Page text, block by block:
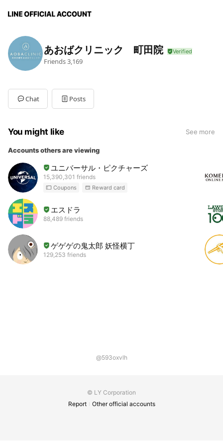
あおばクリニック 町田院
Friends3,169
Chat Posts
You might like See more
Accounts others are viewing
ユニバーサル・ピクチャーズ
15,390,301 friends
Coupons Reward card
エスドラ
88,489 friends
ゲゲゲの鬼太郎 妖怪横丁
129,253 friends
@593oxvlh
© LY Corporation
Report
Other official accounts